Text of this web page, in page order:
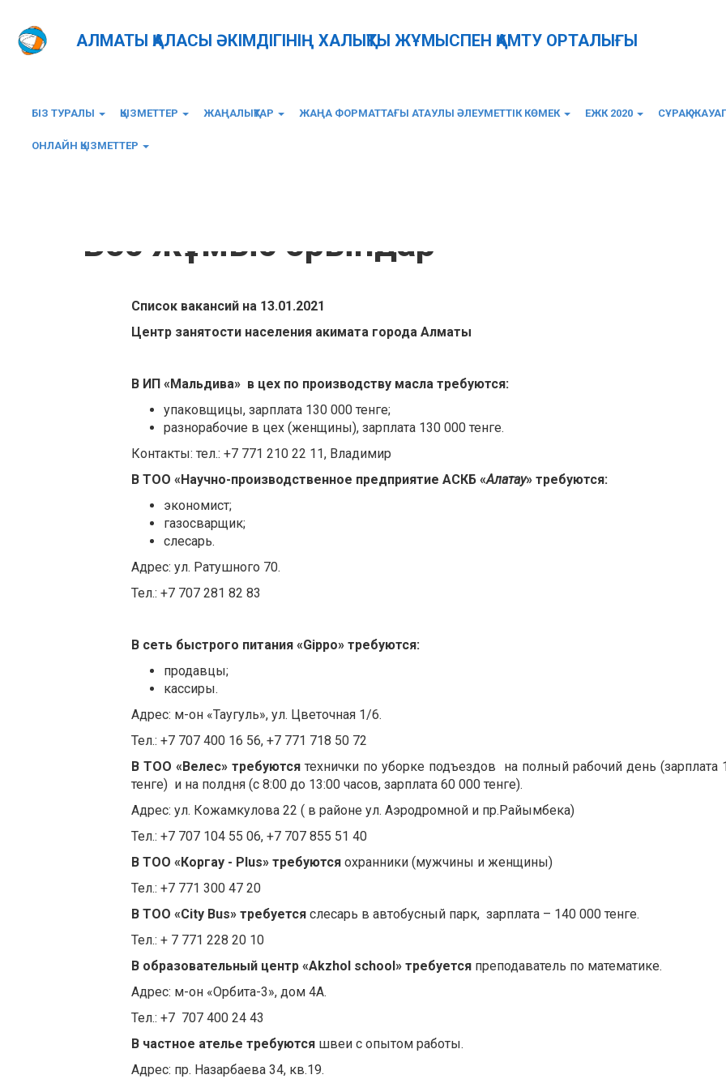
АЛМАТЫ ҚАЛАСЫ ӘКІМДІГІНІҢ ХАЛЫҚТЫ ЖҰМЫСПЕН ҚАМТУ ОРТАЛЫҒЫ
БІЗ ТУРАЛЫ ҚЫЗМЕТТЕР ЖАҢАЛЫҚТАР ЖАҢА ФОРМАТТАҒЫ АТАУЛЫ ӘЛЕУМЕТТІК КӨМЕК ЕЖК 2020 СҰРАҚ-
ОНЛАЙН ҚЫЗМЕТТЕР
Бос жұмыс орындар
Список вакансий на 13.01.2021
Центр занятости населения акимата города Алматы
В ИП «Mальдива» в цех по производству масла требуются:
упаковщицы, зарплата 130 000 тенге;
разнорабочие в цех (женщины), зарплата 130 000 тенге.
Контакты: тел.: +7 771 210 22 11, Владимир
В ТОО «Научно-производственное предприятие АСКБ «Алатау» требуются:
экономист;
газосварщик;
слесарь.
Адрес: ул. Ратушного 70.
Тел.: +7 707 281 82 83
В сеть быстрого питания «Gippo» требуются:
продавцы;
кассиры.
Адрес: м-он «Таугуль», ул. Цветочная 1/6.
Тел.: +7 707 400 16 56, +7 771 718 50 72
В ТОО «Велес» требуются технички по уборке подъездов на полный рабочий день (зарплата
тенге) и на полдня (с 8:00 до 13:00 часов, зарплата 60 000 тенге).
Адрес: ул. Кожамкулова 22 ( в районе ул. Аэродромной и пр.Райымбека)
Тел.: +7 707 104 55 06, +7 707 855 51 40
В ТОО «Коргау - Plus» требуются охранники (мужчины и женщины)
Тел.: +7 771 300 47 20
В ТОО «City Bus» требуется слесарь в автобусный парк, зарплата – 140 000 тенге.
Тел.: + 7 771 228 20 10
В образовательный центр «Akzhol school» требуется преподаватель по математике.
Адрес: м-он «Орбита-3», дом 4А.
Тел.: +7 707 400 24 43
В частное ателье требуются швеи с опытом работы.
Адрес: пр. Назарбаева 34, кв.19.